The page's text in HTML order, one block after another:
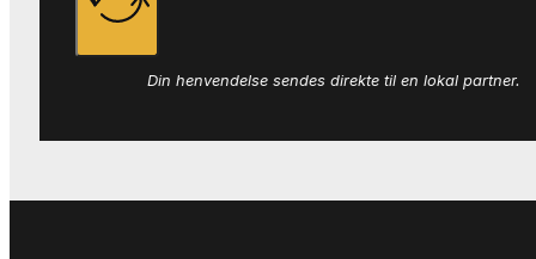
Din henvendelse sendes direkte til en lokal partner.